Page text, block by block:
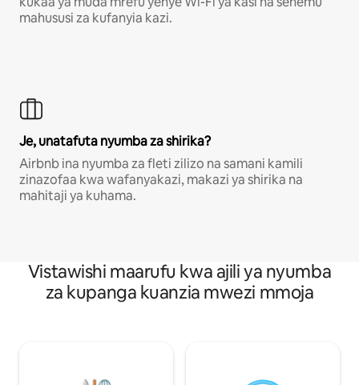
mahususi za kufanyia kazi.
Je, unatafuta nyumba za shirika?
Airbnb ina nyumba za fleti zilizo na samani kamili
zinazofaa kwa wafanyakazi, makazi ya shirika na
mahitaji ya kuhama.
Vistawishi maarufu kwa ajili ya nyumba
za kupanga kuanzia mwezi mmoja